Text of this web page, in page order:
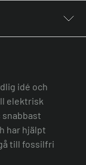
idé och
elektrisk
snabbast
har hjälpt
till fossilfri